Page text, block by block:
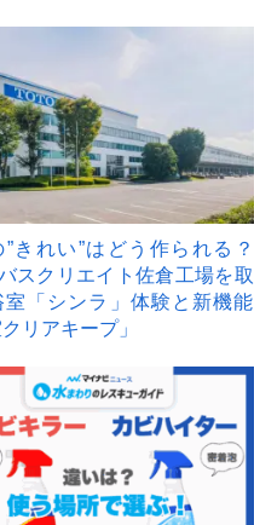
”きれい”はどう作られる？
スクリエイト佐倉工場を取
室「シンラ」体験と新機能
クリアキープ」